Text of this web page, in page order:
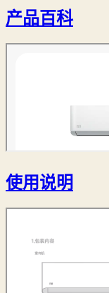
产品百科
使用说明